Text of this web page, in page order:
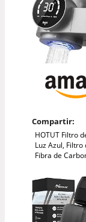
Compartir:
HOTUT Filtro
Luz Azul,
Fibra de